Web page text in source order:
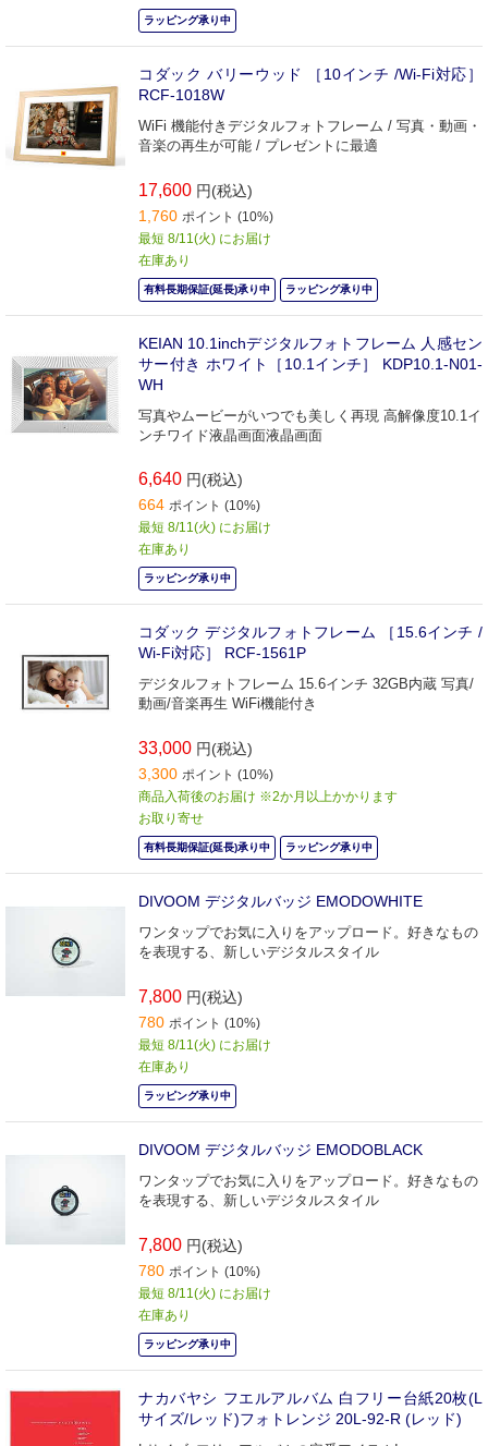
ラッピング承り中
コダック バリーウッド ［10インチ /Wi-Fi対応］
RCF-1018W
WiFi 機能付きデジタルフォトフレーム / 写真・動画・
音楽の再生が可能 / プレゼントに最適
17,600 円(税込)
1,760 ポイント (10%)
最短 8/11(火) にお届け
在庫あり
有料長期保証(延長)承り中 ラッピング承り中
KEIAN 10.1inchデジタルフォトフレーム 人感セン
サー付き ホワイト［10.1インチ］ KDP10.1-N01-
WH
写真やムービーがいつでも美しく再現 高解像度10.1イ
ンチワイド液晶画面液晶画面
6,640 円(税込)
664 ポイント (10%)
最短 8/11(火) にお届け
在庫あり
ラッピング承り中
コダック デジタルフォトフレーム ［15.6インチ /
Wi-Fi対応］ RCF-1561P
デジタルフォトフレーム 15.6インチ 32GB内蔵 写真/
動画/音楽再生 WiFi機能付き
33,000 円(税込)
3,300 ポイント (10%)
商品入荷後のお届け ※2か月以上かかります
お取り寄せ
有料長期保証(延長)承り中 ラッピング承り中
DIVOOM デジタルバッジ EMODOWHITE
ワンタップでお気に入りをアップロード。好きなもの
を表現する、新しいデジタルスタイル
7,800 円(税込)
780 ポイント (10%)
最短 8/11(火) にお届け
在庫あり
ラッピング承り中
DIVOOM デジタルバッジ EMODOBLACK
ワンタップでお気に入りをアップロード。好きなもの
を表現する、新しいデジタルスタイル
7,800 円(税込)
780 ポイント (10%)
最短 8/11(火) にお届け
在庫あり
ラッピング承り中
ナカバヤシ フエルアルバム 白フリー台紙20枚(L
サイズ/レッド)フォトレンジ 20L‐92‐R (レッド)